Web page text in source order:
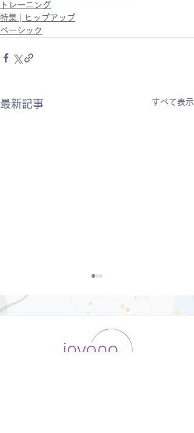
トレーニング
特集 | ヒップアップ
ベーシック
最新記事 すべて表示